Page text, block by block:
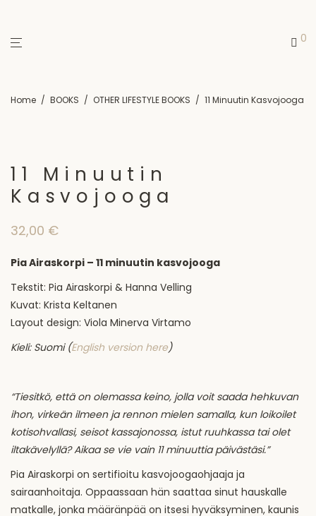
0
Home / BOOKS / OTHER LIFESTYLE BOOKS / 11 Minuutin Kasvojooga
11 Minuutin
Kasvojooga
32,00 €
Pia Airaskorpi – 11 minuutin kasvojooga
Tekstit: Pia Airaskorpi & Hanna Velling
Kuvat: Krista Keltanen
Layout design: Viola Minerva Virtamo
Kieli: Suomi (English version here)
“Tiesitkö, että on olemassa keino, jolla voit saada hehkuvan
ihon, virkeän ilmeen ja rennon mielen samalla, kun loikoilet
kotisohvallasi, seisot kassajonossa, istut ruuhkassa tai olet
iltakävelyllä? Aikaa se vie vain 11 minuuttia päivästäsi.”
Pia Airaskorpi on sertifioitu kasvojoogaohjaaja ja
sairaanhoitaja. Oppaassaan hän saattaa sinut hauskalle
matkalle, jonka määränpää on itsesi hyväksyminen, kaunis